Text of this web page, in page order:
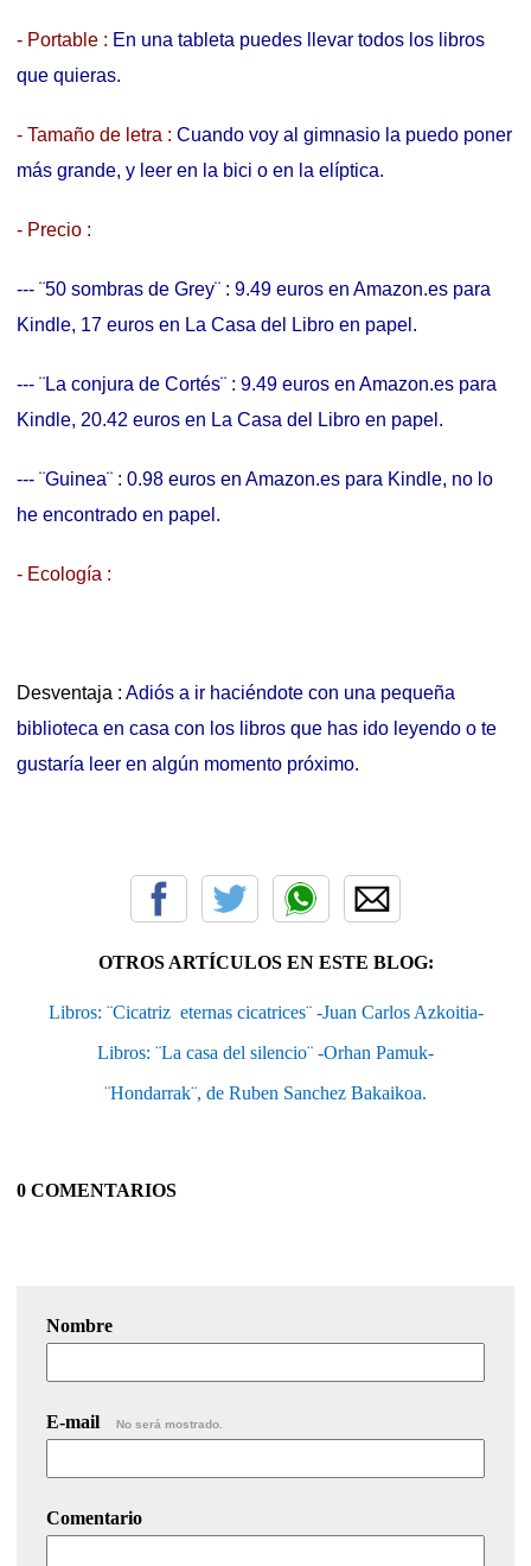
- Portable : En una tableta puedes llevar todos los libros
que quieras.
- Tamaño de letra : Cuando voy al gimnasio la puedo poner
más grande, y leer en la bici o en la elíptica.
- Precio :
--- ¨50 sombras de Grey¨ : 9.49 euros en Amazon.es para
Kindle, 17 euros en La Casa del Libro en papel.
--- ¨La conjura de Cortés¨ : 9.49 euros en Amazon.es para
Kindle, 20.42 euros en La Casa del Libro en papel.
--- ¨Guinea¨ : 0.98 euros en Amazon.es para Kindle, no lo
he encontrado en papel.
- Ecología :
Desventaja : Adiós a ir haciéndote con una pequeña
biblioteca en casa con los libros que has ido leyendo o te
gustaría leer en algún momento próximo.
OTROS ARTÍCULOS EN ESTE BLOG:
Libros: ¨Cicatriz  eternas cicatrices¨ -Juan Carlos Azkoitia-
Libros: ¨La casa del silencio¨ -Orhan Pamuk-
¨Hondarrak¨, de Ruben Sanchez Bakaikoa.
0 COMENTARIOS
Nombre
E-mail No será mostrado.
Comentario